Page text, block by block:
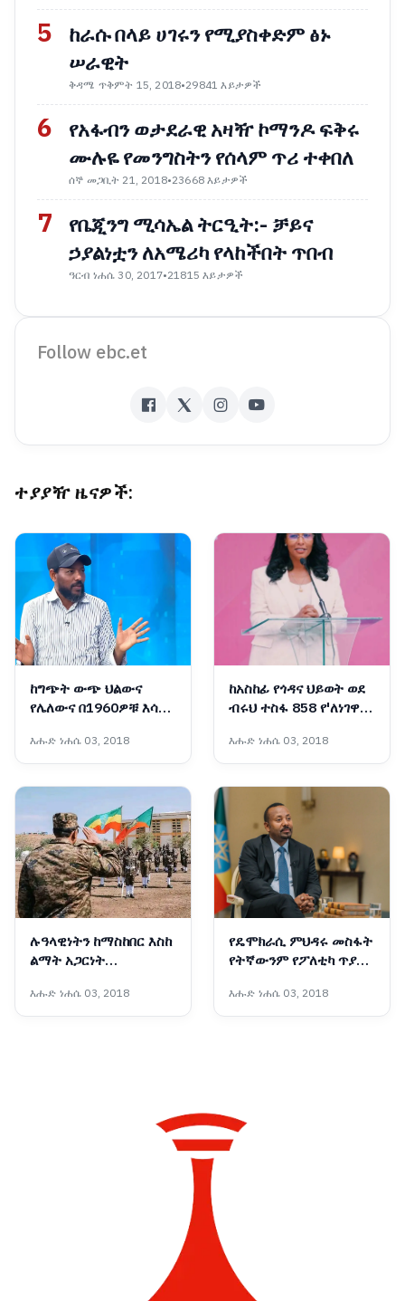
5
ከራሱ በላይ ሀገሩን የሚያስቀድም ፅኑ
ሠራዊት
ቅዳሜ ጥቅምት 15, 2018•29841 እይታዎች
6
የአፋብን ወታደራዊ አዛዥ ኮማንዶ ፍቅሩ
ሙሉዬ የመንግስትን የሰላም ጥሪ ተቀበለ
ሰኞ መጋቢት 21, 2018•23668 እይታዎች
7
የቤጂንግ ሚሳኤል ትርዒት:- ቻይና
ኃያልነቷን ለአሜሪካ የላከችበት ጥበብ
ዓርብ ነሐሴ 30, 2017•21815 እይታዎች
Follow ebc.et
ተያያዥ ዜናዎች:
ከግጭት ውጭ ህልውና
የሌለውና በ1960ዎቹ እሳቤ
የሕወሓት ቡድን ማንነት
እሑድ ነሐሴ 03, 2018
ከአስከፊ የጎዳና ህይወት ወደ
ብሩህ ተስፋ 858 የ'ለነገዋ'
ተመረቁ
እሑድ ነሐሴ 03, 2018
ሉዓላዊነትን ከማስከበር እስከ
ልማት አጋርነት
መከላከያ ሠራዊት ሀገራዊ
አደራ
እሑድ ነሐሴ 03, 2018
የዴሞክራሲ ምህዳሩ መስፋት
የትኛውንም የፖለቲካ ጥያቄ
ያስችላል - ጠቅላይ ሚኒስትር
ዐቢይ አሕመድ (ዶ/ር)
እሑድ ነሐሴ 03, 2018